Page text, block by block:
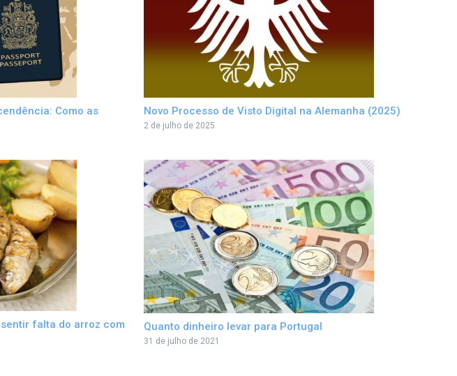
Como as
Novo Processo de Visto Digital na Alemanha (2025)
2 de julho de 2025
falta do arroz com
Quanto dinheiro levar para Portugal
31 de julho de 2021